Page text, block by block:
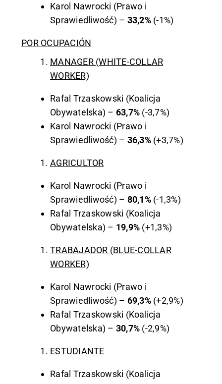
Karol Nawrocki (Prawo i
Sprawiedliwość) – 33,2% (-1%)
POR OCUPACIÓN
MANAGER (WHITE-COLLAR
WORKER)
Rafal Trzaskowski (Koalicja
Obywatelska) – 63,7% (-3,7%)
Karol Nawrocki (Prawo i
Sprawiedliwość) – 36,3% (+3,7%)
AGRICULTOR
Karol Nawrocki (Prawo i
Sprawiedliwość) – 80,1% (-1,3%)
Rafal Trzaskowski (Koalicja
Obywatelska) – 19,9% (+1,3%)
TRABAJADOR (BLUE-COLLAR
WORKER)
Karol Nawrocki (Prawo i
Sprawiedliwość) – 69,3% (+2,9%)
Rafal Trzaskowski (Koalicja
Obywatelska) – 30,7% (-2,9%)
ESTUDIANTE
Rafal Trzaskowski (Koalicja